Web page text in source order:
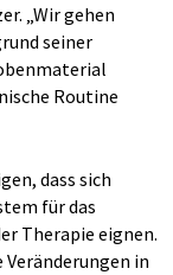
„Wir gehen
seiner
Routine
dass sich
für das
Therapie eignen.
Veränderungen in